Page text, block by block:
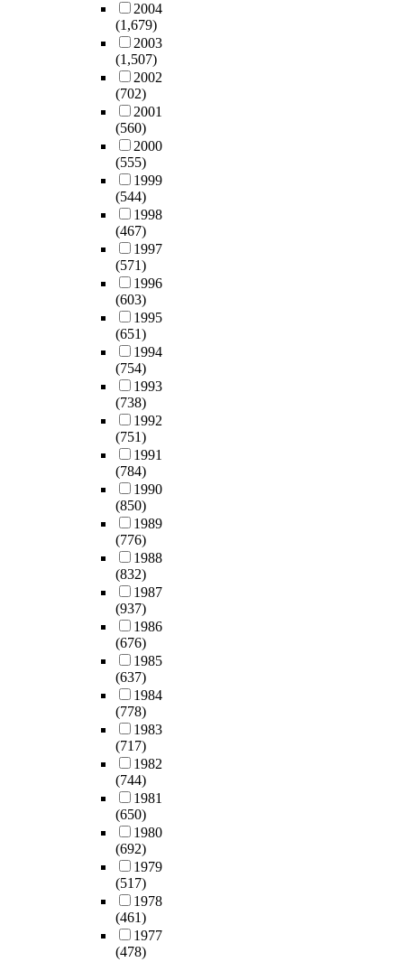
2004
(1,679)
2003
(1,507)
2002
(702)
2001
(560)
2000
(555)
1999
(544)
1998
(467)
1997
(571)
1996
(603)
1995
(651)
1994
(754)
1993
(738)
1992
(751)
1991
(784)
1990
(850)
1989
(776)
1988
(832)
1987
(937)
1986
(676)
1985
(637)
1984
(778)
1983
(717)
1982
(744)
1981
(650)
1980
(692)
1979
(517)
1978
(461)
1977
(478)